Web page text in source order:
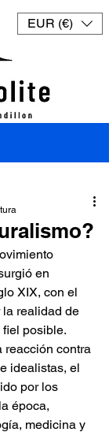
EUR (€)
en
XIX, con el
realidad de
fiel posible.
reacción contra
idealistas, el
por los
época,
medicina y